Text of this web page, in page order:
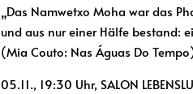
„Das Namwetxo Moha war das
und aus nur einer Hälfe bestand:
(Mia Couto: Nas Águas Do
05.11., 19:30 Uhr, SALON